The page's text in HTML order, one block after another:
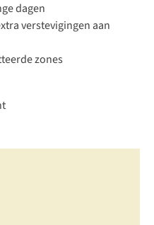
dagen
verstevigingen aan
zones